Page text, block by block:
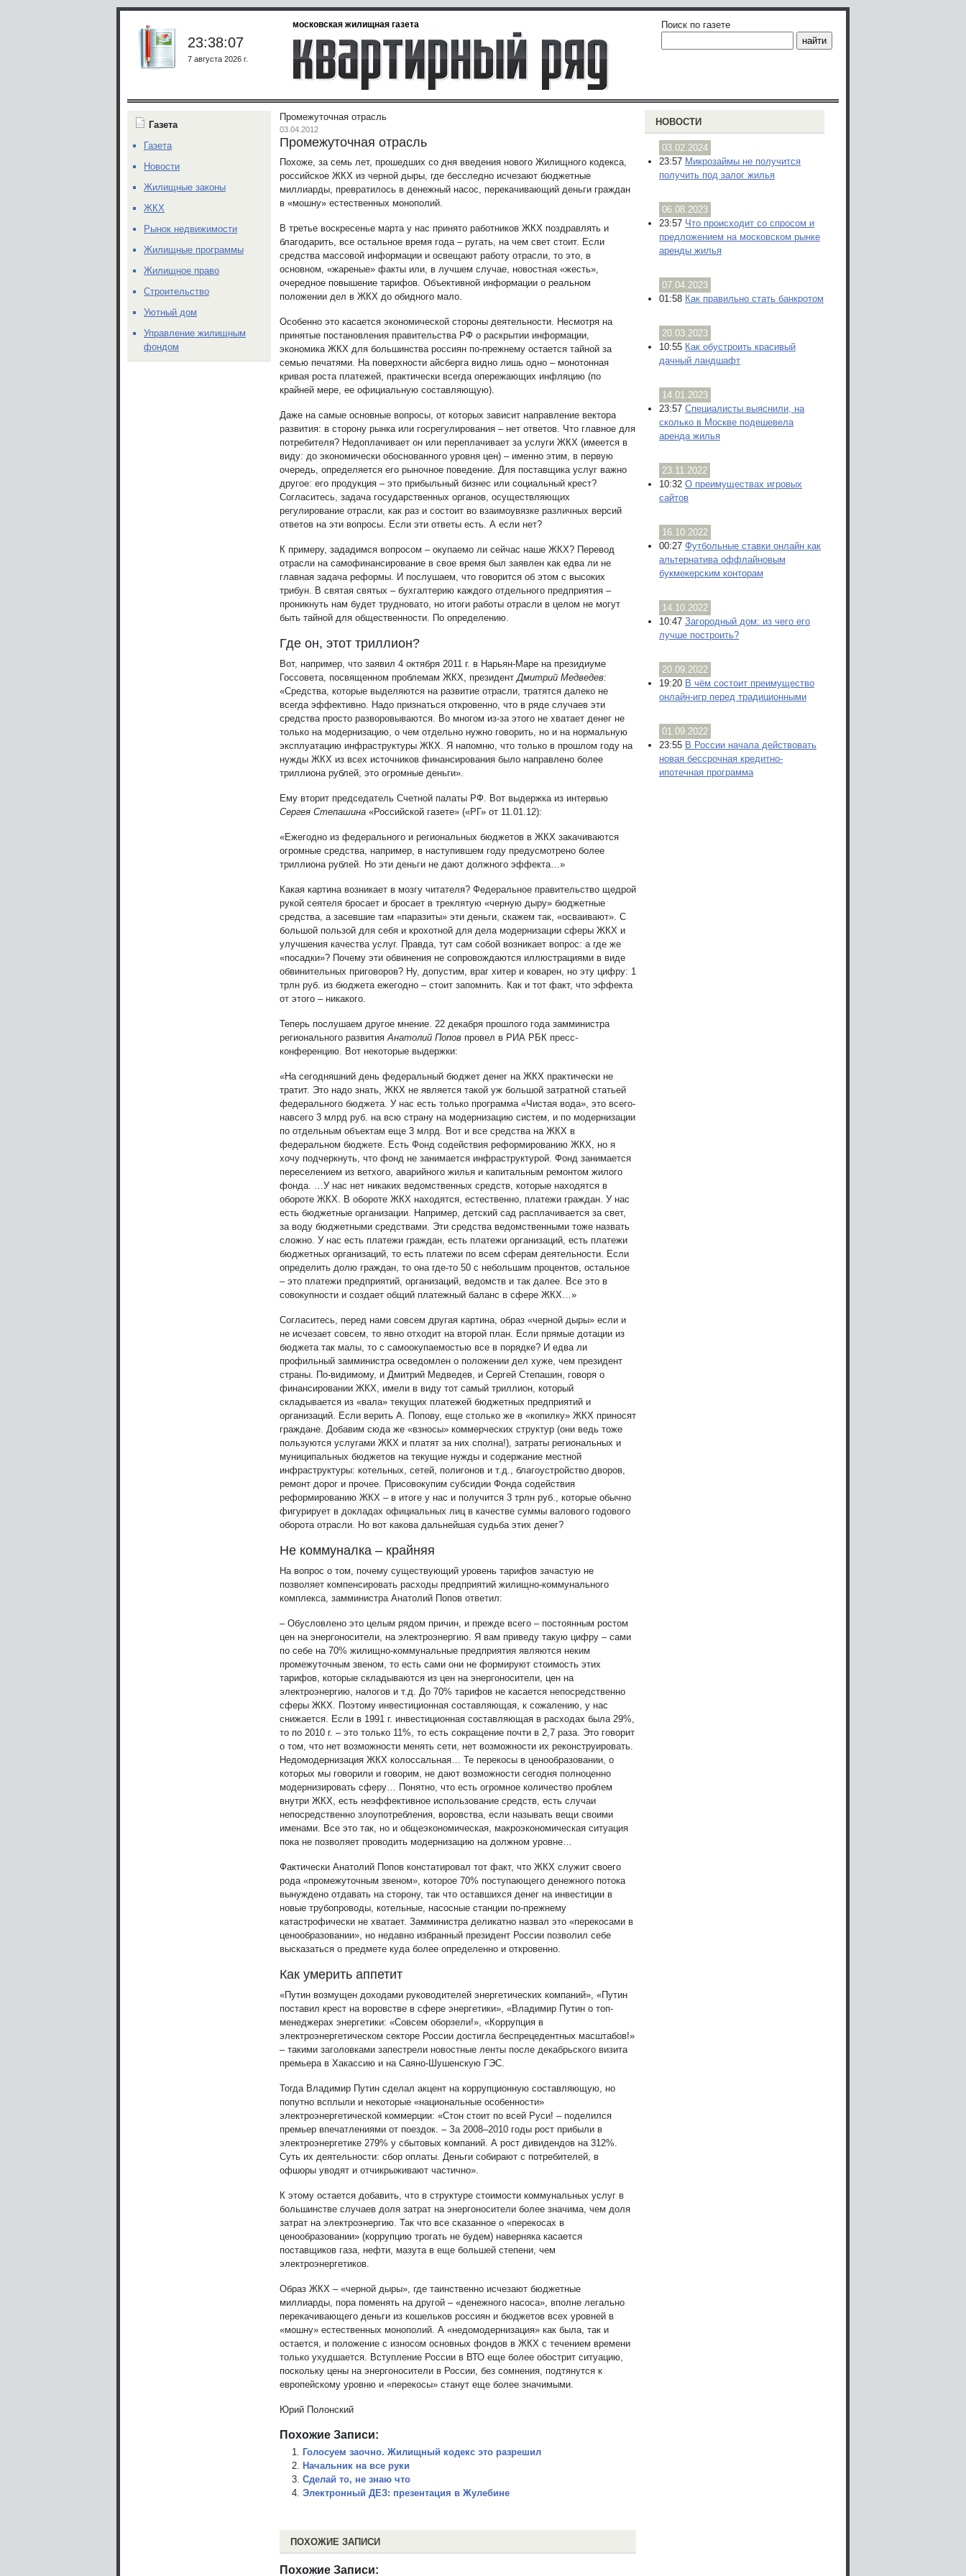
московская жилищная газета
23:38:07
7 августа 2026 г.
Поиск по газете
Промежуточная отрасль
03.04.2012
Промежуточная отрасль
Похоже, за семь лет, прошедших со дня введения нового Жилищного кодекса,
российское ЖКХ из черной дыры, где бесследно исчезают бюджетные
миллиарды, превратилось в денежный насос, перекачивающий деньги граждан
в «мошну» естественных монополий.
В третье воскресенье марта у нас принято работников ЖКХ поздравлять и
благодарить, все остальное время года – ругать, на чем свет стоит. Если
средства массовой информации и освещают работу отрасли, то это, в
основном, «жареные» факты или, в лучшем случае, новостная «жесть»,
очередное повышение тарифов. Объективной информации о реальном
положении дел в ЖКХ до обидного мало.
Особенно это касается экономической стороны деятельности. Несмотря на
принятые постановления правительства РФ о раскрытии информации,
экономика ЖКХ для большинства россиян по-прежнему остается тайной за
семью печатями. На поверхности айсберга видно лишь одно – монотонная
кривая роста платежей, практически всегда опережающих инфляцию (по
крайней мере, ее официальную составляющую).
Даже на самые основные вопросы, от которых зависит направление вектора
развития: в сторону рынка или госрегулирования – нет ответов. Что главное для
потребителя? Недоплачивает он или переплачивает за услуги ЖКХ (имеется в
виду: до экономически обоснованного уровня цен) – именно этим, в первую
очередь, определяется его рыночное поведение. Для поставщика услуг важно
другое: его продукция – это прибыльный бизнес или социальный крест?
Согласитесь, задача государственных органов, осуществляющих
регулирование отрасли, как раз и состоит во взаимоувязке различных версий
ответов на эти вопросы. Если эти ответы есть. А если нет?
К примеру, зададимся вопросом – окупаемо ли сейчас наше ЖКХ? Перевод
отрасли на самофинансирование в свое время был заявлен как едва ли не
главная задача реформы. И послушаем, что говорится об этом с высоких
трибун. В святая святых – бухгалтерию каждого отдельного предприятия –
проникнуть нам будет трудновато, но итоги работы отрасли в целом не могут
быть тайной для общественности. По определению.
Где он, этот триллион?
Вот, например, что заявил 4 октября 2011 г. в Нарьян-Маре на президиуме
Госсовета, посвященном проблемам ЖКХ, президент Дмитрий Медведев:
«Средства, которые выделяются на развитие отрасли, тратятся далеко не
всегда эффективно. Надо признаться откровенно, что в ряде случаев эти
средства просто разворовываются. Во многом из-за этого не хватает денег не
только на модернизацию, о чем отдельно нужно говорить, но и на нормальную
эксплуатацию инфраструктуры ЖКХ. Я напомню, что только в прошлом году на
нужды ЖКХ из всех источников финансирования было направлено более
триллиона рублей, это огромные деньги».
Ему вторит председатель Счетной палаты РФ. Вот выдержка из интервью
Сергея Степашина «Российской газете» («РГ» от 11.01.12):
«Ежегодно из федерального и региональных бюджетов в ЖКХ закачиваются
огромные средства, например, в наступившем году предусмотрено более
триллиона рублей. Но эти деньги не дают должного эффекта…»
Какая картина возникает в мозгу читателя? Федеральное правительство щедрой
рукой сеятеля бросает и бросает в треклятую «черную дыру» бюджетные
средства, а засевшие там «паразиты» эти деньги, скажем так, «осваивают». С
большой пользой для себя и крохотной для дела модернизации сферы ЖКХ и
улучшения качества услуг. Правда, тут сам собой возникает вопрос: а где же
«посадки»? Почему эти обвинения не сопровождаются иллюстрациями в виде
обвинительных приговоров? Ну, допустим, враг хитер и коварен, но эту цифру: 1
трлн руб. из бюджета ежегодно – стоит запомнить. Как и тот факт, что эффекта
от этого – никакого.
Теперь послушаем другое мнение. 22 декабря прошлого года замминистра
регионального развития Анатолий Попов провел в РИА РБК пресс-
конференцию. Вот некоторые выдержки:
«На сегодняшний день федеральный бюджет денег на ЖКХ практически не
тратит. Это надо знать, ЖКХ не является такой уж большой затратной статьей
федерального бюджета. У нас есть только программа «Чистая вода», это всего-
навсего 3 млрд руб. на всю страну на модернизацию систем, и по модернизации
по отдельным объектам еще 3 млрд. Вот и все средства на ЖКХ в
федеральном бюджете. Есть Фонд содействия реформированию ЖКХ, но я
хочу подчеркнуть, что фонд не занимается инфраструктурой. Фонд занимается
переселением из ветхого, аварийного жилья и капитальным ремонтом жилого
фонда. …У нас нет никаких ведомственных средств, которые находятся в
обороте ЖКХ. В обороте ЖКХ находятся, естественно, платежи граждан. У нас
есть бюджетные организации. Например, детский сад расплачивается за свет,
за воду бюджетными средствами. Эти средства ведомственными тоже назвать
сложно. У нас есть платежи граждан, есть платежи организаций, есть платежи
бюджетных организаций, то есть платежи по всем сферам деятельности. Если
определить долю граждан, то она где-то 50 с небольшим процентов, остальное
– это платежи предприятий, организаций, ведомств и так далее. Все это в
совокупности и создает общий платежный баланс в сфере ЖКХ…»
Согласитесь, перед нами совсем другая картина, образ «черной дыры» если и
не исчезает совсем, то явно отходит на второй план. Если прямые дотации из
бюджета так малы, то с самоокупаемостью все в порядке? И едва ли
профильный замминистра осведомлен о положении дел хуже, чем президент
страны. По-видимому, и Дмитрий Медведев, и Сергей Степашин, говоря о
финансировании ЖКХ, имели в виду тот самый триллион, который
складывается из «вала» текущих платежей бюджетных предприятий и
организаций. Если верить А. Попову, еще столько же в «копилку» ЖКХ приносят
граждане. Добавим сюда же «взносы» коммерческих структур (они ведь тоже
пользуются услугами ЖКХ и платят за них сполна!), затраты региональных и
муниципальных бюджетов на текущие нужды и содержание местной
инфраструктуры: котельных, сетей, полигонов и т.д., благоустройство дворов,
ремонт дорог и прочее. Присовокупим субсидии Фонда содействия
реформированию ЖКХ – в итоге у нас и получится 3 трлн руб., которые обычно
фигурирует в докладах официальных лиц в качестве суммы валового годового
оборота отрасли. Но вот какова дальнейшая судьба этих денег?
Не коммуналка – крайняя
На вопрос о том, почему существующий уровень тарифов зачастую не
позволяет компенсировать расходы предприятий жилищно-коммунального
комплекса, замминистра Анатолий Попов ответил:
– Обусловлено это целым рядом причин, и прежде всего – постоянным ростом
цен на энергоносители, на электроэнергию. Я вам приведу такую цифру – сами
по себе на 70% жилищно-коммунальные предприятия являются неким
промежуточным звеном, то есть сами они не формируют стоимость этих
тарифов, которые складываются из цен на энергоносители, цен на
электроэнергию, налогов и т.д. До 70% тарифов не касается непосредственно
сферы ЖКХ. Поэтому инвестиционная составляющая, к сожалению, у нас
снижается. Если в 1991 г. инвестиционная составляющая в расходах была 29%,
то по 2010 г. – это только 11%, то есть сокращение почти в 2,7 раза. Это говорит
о том, что нет возможности менять сети, нет возможности их реконструировать.
Недомодернизация ЖКХ колоссальная… Те перекосы в ценообразовании, о
которых мы говорили и говорим, не дают возможности сегодня полноценно
модернизировать сферу… Понятно, что есть огромное количество проблем
внутри ЖКХ, есть неэффективное использование средств, есть случаи
непосредственно злоупотребления, воровства, если называть вещи своими
именами. Все это так, но и общеэкономическая, макроэкономическая ситуация
пока не позволяет проводить модернизацию на должном уровне…
Фактически Анатолий Попов констатировал тот факт, что ЖКХ служит своего
рода «промежуточным звеном», которое 70% поступающего денежного потока
вынуждено отдавать на сторону, так что оставшихся денег на инвестиции в
новые трубопроводы, котельные, насосные станции по-прежнему
катастрофически не хватает. Замминистра деликатно назвал это «перекосами в
ценообразовании», но недавно избранный президент России позволил себе
высказаться о предмете куда более определенно и откровенно.
Как умерить аппетит
«Путин возмущен доходами руководителей энергетических компаний», «Путин
поставил крест на воровстве в сфере энергетики», «Владимир Путин о топ-
менеджерах энергетики: «Совсем оборзели!», «Коррупция в
электроэнергетическом секторе России достигла беспрецедентных масштабов!»
– такими заголовками запестрели новостные ленты после декабрьского визита
премьера в Хакассию и на Саяно-Шушенскую ГЭС.
Тогда Владимир Путин сделал акцент на коррупционную составляющую, но
попутно всплыли и некоторые «национальные особенности»
электроэнергетической коммерции: «Стон стоит по всей Руси! – поделился
премьер впечатлениями от поездок. – За 2008–2010 годы рост прибыли в
электроэнергетике 279% у сбытовых компаний. А рост дивидендов на 312%.
Суть их деятельности: сбор оплаты. Деньги собирают с потребителей, в
офшоры уводят и отчикрыживают частично».
К этому остается добавить, что в структуре стоимости коммунальных услуг в
большинстве случаев доля затрат на энергоносители более значима, чем доля
затрат на электроэнергию. Так что все сказанное о «перекосах в
ценообразовании» (коррупцию трогать не будем) наверняка касается
поставщиков газа, нефти, мазута в еще большей степени, чем
электроэнергетиков.
Образ ЖКХ – «черной дыры», где таинственно исчезают бюджетные
миллиарды, пора поменять на другой – «денежного насоса», вполне легально
перекачивающего деньги из кошельков россиян и бюджетов всех уровней в
«мошну» естественных монополий. А «недомодернизация» как была, так и
остается, и положение с износом основных фондов в ЖКХ с течением времени
только ухудшается. Вступление России в ВТО еще более обострит ситуацию,
поскольку цены на энергоносители в России, без сомнения, подтянутся к
европейскому уровню и «перекосы» станут еще более значимыми.
Юрий Полонский
Похожие Записи:
Голосуем заочно. Жилищный кодекс это разрешил
Начальник на все руки
Сделай то, не знаю что
Электронный ДЕЗ: презентация в Жулебине
ПОХОЖИЕ ЗАПИСИ
Похожие Записи:
НОВОСТИ
03.02.2024
23:57 Микрозаймы не получится
получить под залог жилья
06.08.2023
23:57 Что происходит со спросом и
предложением на московском рынке
аренды жилья
07.04.2023
01:58 Как правильно стать банкротом
20.03.2023
10:55 Как обустроить красивый
дачный ландшафт
14.01.2023
23:57 Специалисты выяснили, на
сколько в Москве подешевела
аренда жилья
23.11.2022
10:32 О преимуществах игровых
сайтов
16.10.2022
00:27 Футбольные ставки онлайн как
альтернатива оффлайновым
букмекерским конторам
14.10.2022
10:47 Загородный дом: из чего его
лучше построить?
20.09.2022
19:20 В чём состоит преимущество
онлайн-игр перед традиционными
01.09.2022
23:55 В России начала действовать
новая бессрочная кредитно-
ипотечная программа
Газета
Газета
Новости
Жилищные законы
ЖКХ
Рынок недвижимости
Жилищные программы
Жилищное право
Строительство
Уютный дом
Управление жилищным
фондом